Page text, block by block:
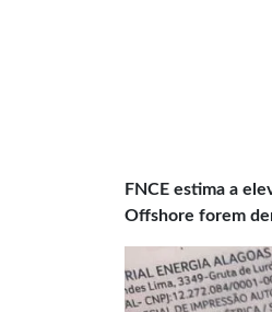
FNCE estima a
Offshore forem